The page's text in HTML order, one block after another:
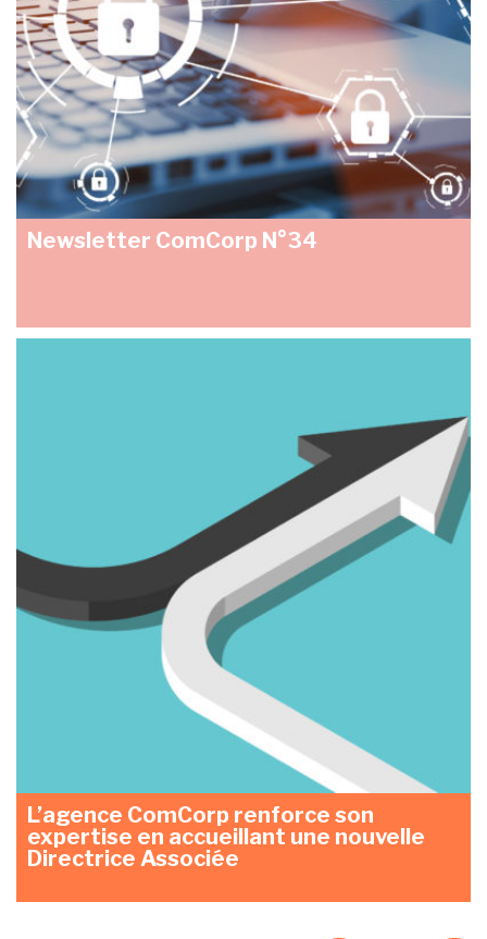
Newsletter ComCorp N°34
L’agence ComCorp renforce son
expertise en accueillant une nouvelle
Directrice Associée